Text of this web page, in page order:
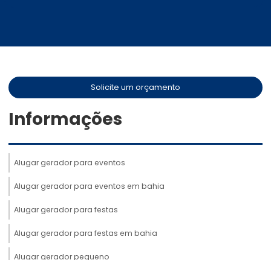
Solicite um orçamento
Informações
Alugar gerador para eventos
Alugar gerador para eventos em bahia
Alugar gerador para festas
Alugar gerador para festas em bahia
Alugar gerador pequeno